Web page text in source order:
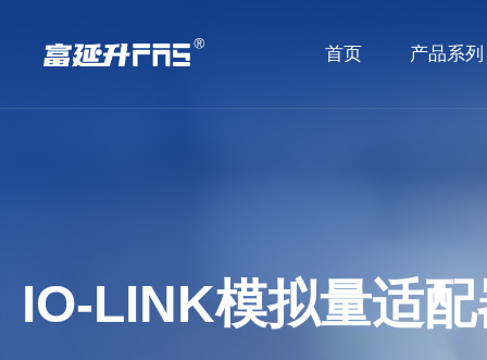
首页 产品系列
IO-LINK模拟量适